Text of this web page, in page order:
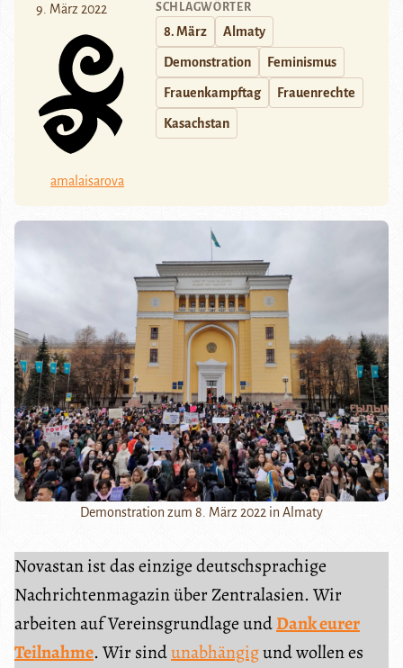
9. März 2022
amalaisarova
SCHLAGWÖRTER
8. März Almaty
Demonstration Feminismus
Frauenkampftag Frauenrechte
Kasachstan
Demonstration zum 8. März 2022 in Almaty
Novastan ist das einzige deutschsprachige
Nachrichtenmagazin über Zentralasien. Wir
arbeiten auf Vereinsgrundlage undDank eurer
Teilnahme. Wir sindunabhängigund wollen es